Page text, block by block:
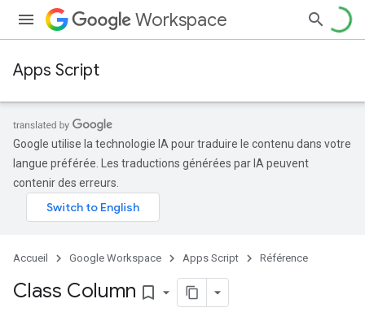
Workspace
Apps Script
Google utilise la technologie IA pour traduire le contenu dans votre
langue préférée. Les traductions générées par IA peuvent
contenir des erreurs.
Accueil Google Workspace Apps Script Référence
Class Column bookmark_border